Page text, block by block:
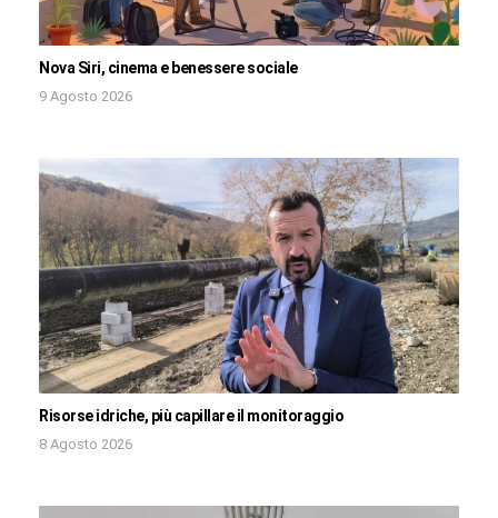
Nova Siri, cinema e benessere sociale
9 Agosto 2026
Risorse idriche, più capillare il monitoraggio
8 Agosto 2026